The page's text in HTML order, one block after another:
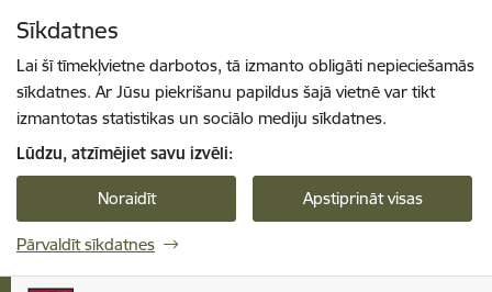
Sīkdatnes
Lai šī tīmekļvietne darbotos, tā izmanto obligāti nepieciešamās
sīkdatnes. Ar Jūsu piekrišanu papildus šajā vietnē var tikt
izmantotas statistikas un sociālo mediju sīkdatnes.
Lūdzu, atzīmējiet savu izvēli:
Noraidīt Apstiprināt visas
Pārvaldīt sīkdatnes